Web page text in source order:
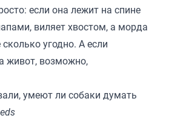
если она лежит на спине
виляет хвостом, а морда
угодно. А если
живот, возможно,
, умеют ли собаки думать